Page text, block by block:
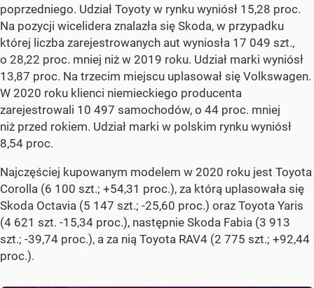
poprzedniego. Udział Toyoty w rynku wyniósł 15,28 proc.
Na pozycji wicelidera znalazła się Skoda, w przypadku
której liczba zarejestrowanych aut wyniosła 17 049 szt.,
o 28,22 proc. mniej niż w 2019 roku. Udział marki wyniósł
13,87 proc. Na trzecim miejscu uplasował się Volkswagen.
W 2020 roku klienci niemieckiego producenta
zarejestrowali 10 497 samochodów, o 44 proc. mniej
niż przed rokiem. Udział marki w polskim rynku wyniósł
8,54 proc.
Najczęściej kupowanym modelem w 2020 roku jest Toyota
Corolla (6 100 szt.; +54,31 proc.), za którą uplasowała się
Skoda Octavia (5 147 szt.; -25,60 proc.) oraz Toyota Yaris
(4 621 szt. -15,34 proc.), następnie Skoda Fabia (3 913
szt.; -39,74 proc.), a za nią Toyota RAV4 (2 775 szt.; +92,44
proc.).